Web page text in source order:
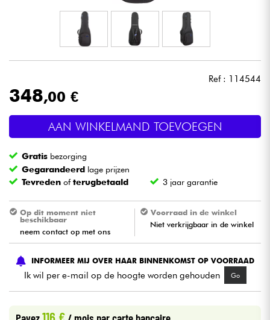
Licht
Drums & percussie
Blaasinstrument
Kinderen
Kabels & toebehoren
HiFi
Ref : 114544
348,00 €
AAN WINKELMAND TOEVOEGEN
Gratis bezorging
Gegarandeerd lage prijzen
Tevreden ofterugbetaald 3 jaar garantie
Op dit moment niet
beschikbaar
neem contact op met ons
Voorraad in de winkel
Niet verkrijgbaar in de winkel
INFORMEER MIJ OVER HAAR BINNENKOMST OP VOORRAAD
Ik wil per e-mail op de hoogte worden gehouden Go